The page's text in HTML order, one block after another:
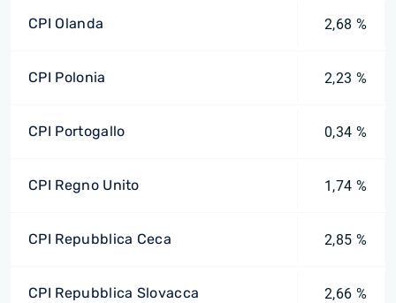
CPI Olanda 2,68 %
CPI Polonia 2,23 %
CPI Portogallo 0,34 %
CPI Regno Unito 1,74 %
CPI Repubblica Ceca 2,85 %
CPI Repubblica Slovacca 2,66 %